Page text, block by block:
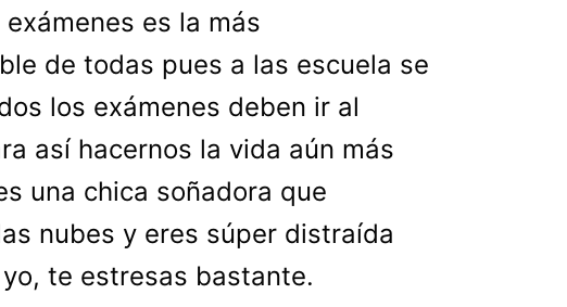
es la más
de todas pues a las escuela se
los exámenes deben ir al
así hacernos la vida aún más
una chica soñadora que
nubes y eres súper distraída
te estresas bastante.